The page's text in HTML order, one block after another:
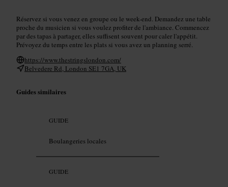
Réservez si vous venez en groupe ou le week-end. Demandez une table
proche du musicien si vous voulez profiter de l'ambiance. Commencez
par des tapas à partager, elles suffisent souvent pour caler l'appétit.
Prévoyez du temps entre les plats si vous avez un planning serré.
https://www.thestringslondon.com/
Belvedere Rd, London SE1 7GA, UK
Guides similaires
GUIDE
Boulangeries locales
GUIDE